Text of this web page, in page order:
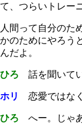
て、つらいトレー
人間って自分のた
かのためにやろう
んだよ。
ひろ 話を聞いて
ホリ 恋愛ではな
ひろ へー。じゃ